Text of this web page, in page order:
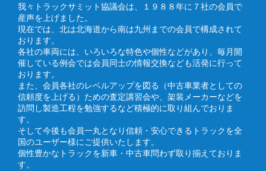
我々トラックサミット協議会は、１９８８年に７社の会員で
産声を上げました。
現在では、北は北海道から南は九州までの会員で構成されて
おります。
各社の車両には、いろいろな特色や個性などがあり、毎月開
催している例会では会員同士の情報交換なども活発に行って
おります。
また、会員各社のレベルアップを図る（中古車業者としての
信頼度を上げる）ための査定講習会や、架装メーカーなどを
訪問し製造工程を勉強するなど積極的に取り組んでおりま
す。
そして今後も会員一丸となり信頼・安心できるトラックを全
国のユーザー様にご提供いたします。
個性豊かなトラックを新車・中古車問わず取り揃えておりま
す。